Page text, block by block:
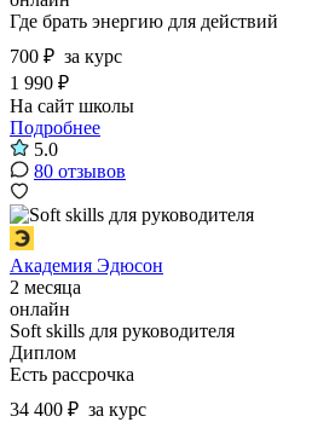
Где брать энергию для действий
700 ₽ за курс
1 990 ₽
На сайт школы
Подробнее
5.0
80 отзывов
Академия Эдюсон
2 месяца
онлайн
Soft skills для руководителя
Диплом
Есть рассрочка
34 400 ₽ за курс